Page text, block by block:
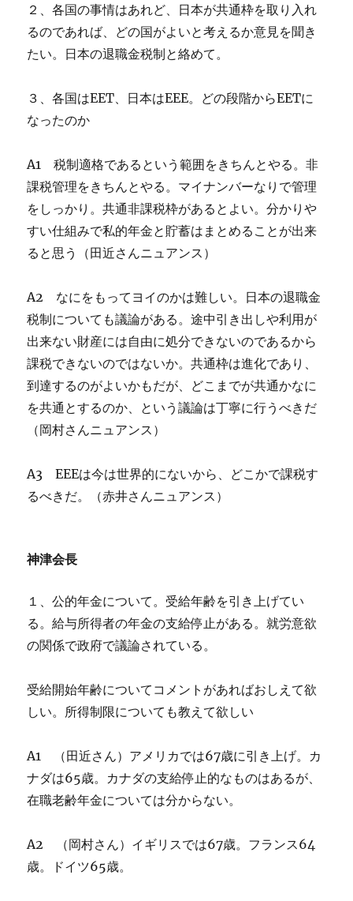
２、各国の事情はあれど、日本が共通枠を取り入れ
るのであれば、どの国がよいと考えるか意見を聞き
たい。日本の退職金税制と絡めて。
３、各国はEET、日本はEEE。どの段階からEETに
なったのか
A1 税制適格であるという範囲をきちんとやる。非
課税管理をきちんとやる。マイナンバーなりで管理
をしっかり。共通非課税枠があるとよい。分かりや
すい仕組みで私的年金と貯蓄はまとめることが出来
ると思う（田近さんニュアンス）
A2 なにをもってヨイのかは難しい。日本の退職金
税制についても議論がある。途中引き出しや利用が
出来ない財産には自由に処分できないのであるから
課税できないのではないか。共通枠は進化であり、
到達するのがよいかもだが、どこまでが共通かなに
を共通とするのか、という議論は丁寧に行うべきだ
（岡村さんニュアンス）
A3 EEEは今は世界的にないから、どこかで課税す
るべきだ。（赤井さんニュアンス）
神津会長
１、公的年金について。受給年齢を引き上げてい
る。給与所得者の年金の支給停止がある。就労意欲
の関係で政府で議論されている。
受給開始年齢についてコメントがあればおしえて欲
しい。所得制限についても教えて欲しい
A1 （田近さん）アメリカでは67歳に引き上げ。カ
ナダは65歳。カナダの支給停止的なものはあるが、
在職老齢年金については分からない。
A2 （岡村さん）イギリスでは67歳。フランス64
歳。ドイツ65歳。